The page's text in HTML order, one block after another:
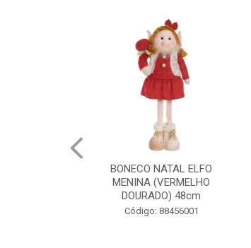
BONECO NATAL ELFO
MENINA (VERMELHO
DOURADO) 48cm
Código: 88456001